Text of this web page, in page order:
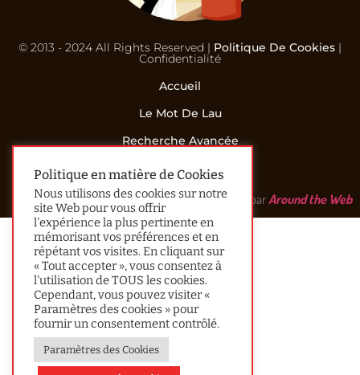
© 2013 - 2024 All Rights Reserved | Politique De Cookies |
Confidentialité
Accueil
Le Mot De Lau
Recherche Avancée
Contact
Réalisé parAround the Web
Politique en matière de Cookies
Nous utilisons des cookies sur notre
site Web pour vous offrir
l'expérience la plus pertinente en
mémorisant vos préférences et en
répétant vos visites. En cliquant sur
« Tout accepter », vous consentez à
l'utilisation de TOUS les cookies.
Cependant, vous pouvez visiter «
Paramètres des cookies » pour
fournir un consentement contrôlé.
Paramètres des Cookies